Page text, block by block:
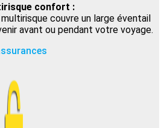
confort :
couvre un large éventail
avant ou pendant votre voyage.